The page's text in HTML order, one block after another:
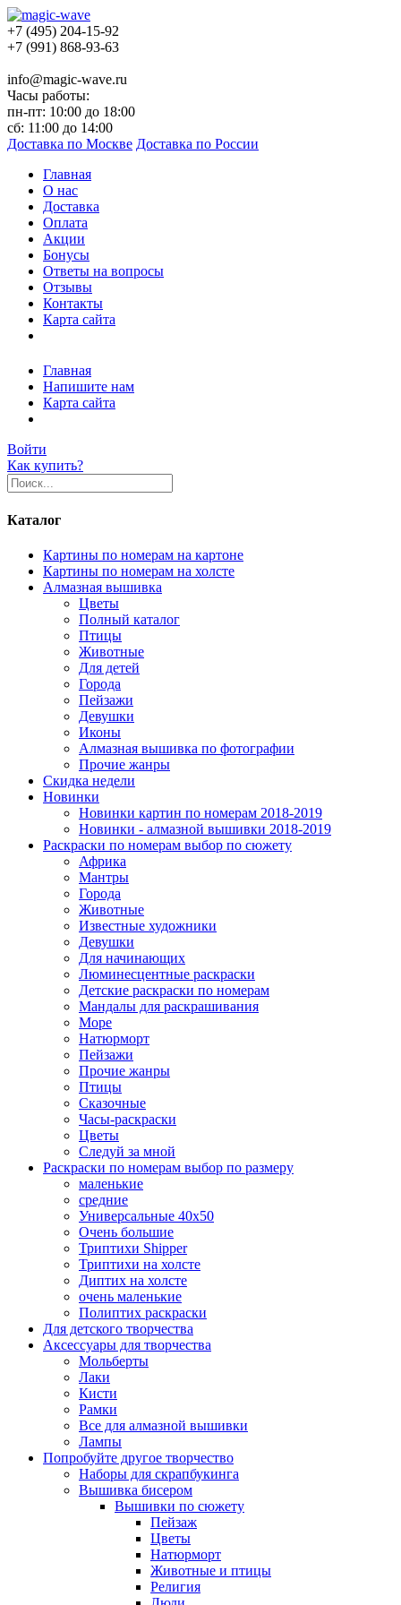
+7 (495) 204-15-92
+7 (991) 868-93-63
info@magic-wave.ru
Часы работы:
пн-пт: 10:00 до 18:00
сб: 11:00 до 14:00
Доставка по Москве Доставка по России
Главная
О нас
Доставка
Оплата
Акции
Бонусы
Ответы на вопросы
Отзывы
Контакты
Карта сайта
Главная
Напишите нам
Карта сайта
Войти
Как купить?
Каталог
Картины по номерам на картоне
Картины по номерам на холсте
Алмазная вышивка
Цветы
Полный каталог
Птицы
Животные
Для детей
Города
Пейзажи
Девушки
Иконы
Алмазная вышивка по фотографии
Прочие жанры
Скидка недели
Новинки
Новинки картин по номерам 2018-2019
Новинки - алмазной вышивки 2018-2019
Раскраски по номерам выбор по сюжету
Африка
Мантры
Города
Животные
Известные художники
Девушки
Для начинающих
Люминесцентные раскраски
Детские раскраски по номерам
Мандалы для раскрашивания
Море
Натюрморт
Пейзажи
Прочие жанры
Птицы
Сказочные
Часы-раскраски
Цветы
Следуй за мной
Раскраски по номерам выбор по размеру
маленькие
средние
Универсальные 40х50
Очень большие
Триптихи Shipper
Триптихи на холсте
Диптих на холсте
очень маленькие
Полиптих раскраски
Для детского творчества
Аксессуары для творчества
Мольберты
Лаки
Кисти
Рамки
Все для алмазной вышивки
Лампы
Попробуйте другое творчество
Наборы для скрапбукинга
Вышивка бисером
Вышивки по сюжету
Пейзаж
Цветы
Натюрморт
Животные и птицы
Религия